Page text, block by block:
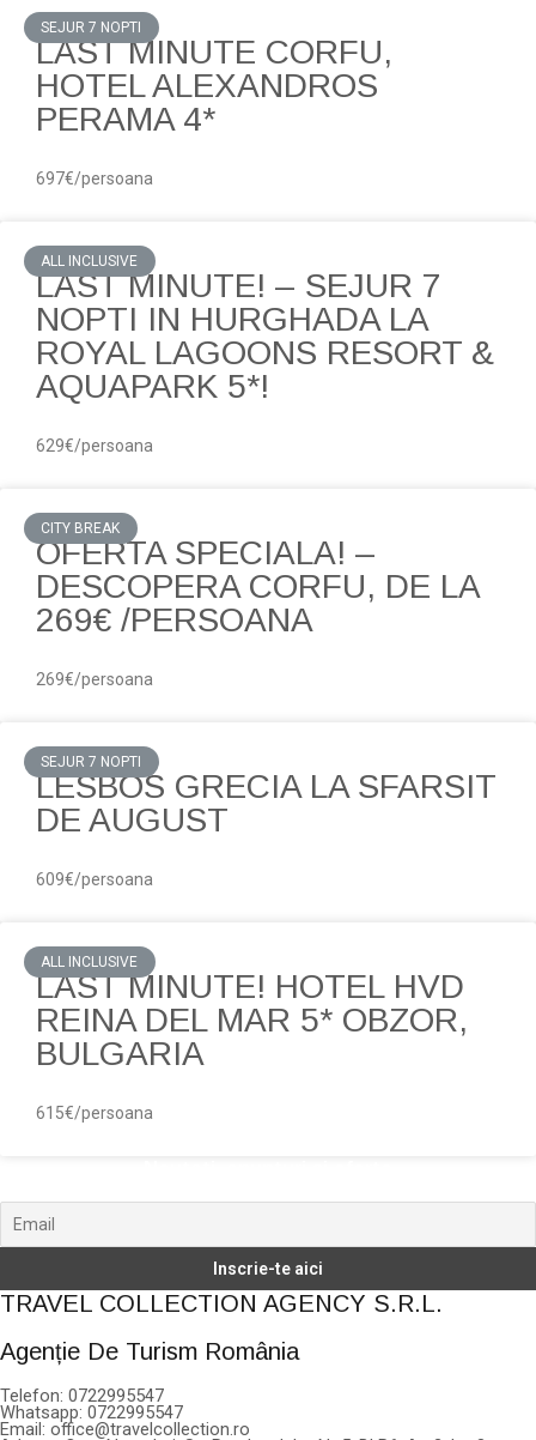
SEJUR 7 NOPTI
LAST MINUTE CORFU,
HOTEL ALEXANDROS
PERAMA 4*
697€/persoana
ALL INCLUSIVE
LAST MINUTE! – SEJUR 7
NOPTI IN HURGHADA LA
ROYAL LAGOONS RESORT &
AQUAPARK 5*!
629€/persoana
CITY BREAK
OFERTA SPECIALA! –
DESCOPERA CORFU, DE LA
269€ /PERSOANA
269€/persoana
SEJUR 7 NOPTI
LESBOS GRECIA LA SFARSIT
DE AUGUST
609€/persoana
ALL INCLUSIVE
LAST MINUTE! HOTEL HVD
REINA DEL MAR 5* OBZOR,
BULGARIA
615€/persoana
TRAVEL COLLECTION AGENCY S.R.L.
Agenție De Turism România
Telefon: 0722995547
Whatsapp: 0722995547
Email: office@travelcollection.ro